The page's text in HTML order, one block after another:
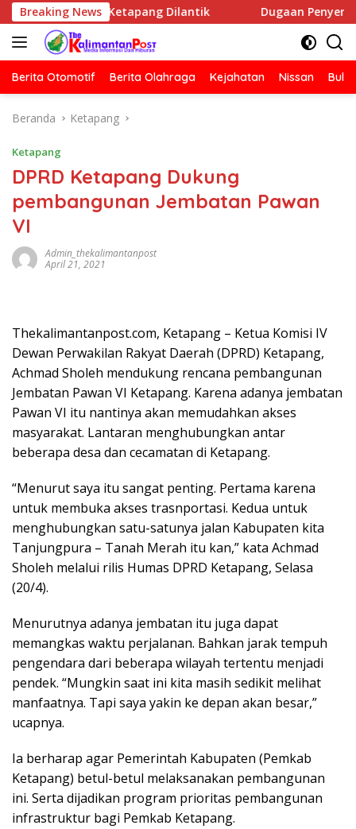
Langsung
ke
konten
Breaking News
Ketapang Dilantik Dugaan Penyerangan Rumah
Berita Otomotif Berita Olahraga Kejahatan Nissan
Beranda Ketapang
Ketapang
DPRD Ketapang Dukung
pembangunan Jembatan Pawan
VI
Admin_thekalimantanpost
April 21, 2021
Thekalimantanpost.com, Ketapang – Ketua Komisi IV
Dewan Perwakilan Rakyat Daerah (DPRD) Ketapang,
Achmad Sholeh mendukung rencana pembangunan
Jembatan Pawan VI Ketapang. Karena adanya jembatan
Pawan VI itu nantinya akan memudahkan akses
masyarakat. Lantaran menghubungkan antar
beberapa desa dan cecamatan di Ketapang.
“Menurut saya itu sangat penting. Pertama karena
untuk membuka akses trasnportasi. Kedua untuk
menghubungkan satu-satunya jalan Kabupaten kita
Tanjungpura – Tanah Merah itu kan,” kata Achmad
Sholeh melalui rilis Humas DPRD Ketapang, Selasa
(20/4).
Menurutnya adanya jembatan itu juga dapat
memangkas waktu perjalanan. Bahkan jarak tempuh
pengendara dari beberapa wilayah tertentu menjadi
pendek. “Mungkin saat ini kita masih sedikit melihat
manfaatnya. Tapi saya yakin ke depan akan besar,”
ucapnya.
Ia berharap agar Pemerintah Kabupaten (Pemkab
Ketapang) betul-betul melaksanakan pembangunan
ini. Serta dijadikan program prioritas pembangunan
infrastruktur bagi Pemkab Ketapang.